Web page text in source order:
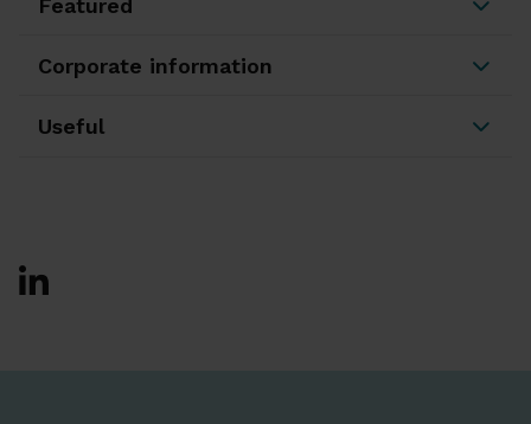
Corporate information
Useful
Ir a Facebook
Ir a X-twitter
Ir a Instagram
Ir a Linkedin
Ir a Youtube
Ir a Blogger
Ir a Vimeo